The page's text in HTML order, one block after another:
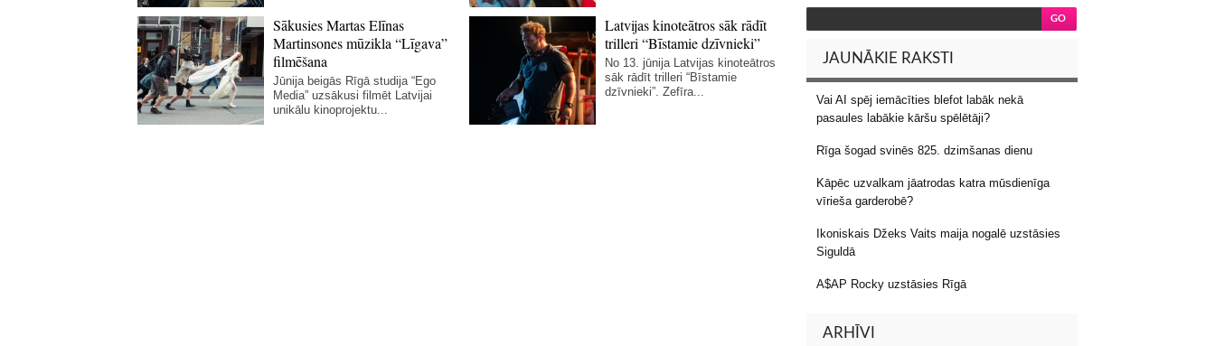
Sākusies Martas Elīnas
Martinsones mūzikla “Līgava”
filmēšana
Jūnija beigās Rīgā studija “Ego
Media” uzsākusi filmēt Latvijai
unikālu kinoprojektu...
Latvijas kinoteātros sāk rādīt
trilleri “Bīstamie dzīvnieki”
No 13. jūnija Latvijas kinoteātros
sāk rādīt trilleri “Bīstamie
dzīvnieki”. Zefīra...
JAUNĀKIE RAKSTI
Vai AI spēj iemācīties blefot labāk nekā
pasaules labākie kāršu spēlētāji?
Rīga šogad svinēs 825. dzimšanas dienu
Kāpēc uzvalkam jāatrodas katra mūsdienīga
vīrieša garderobē?
Ikoniskais Džeks Vaits maija nogalē uzstāsies
Siguldā
A$AP Rocky uzstāsies Rīgā
ARHĪVI